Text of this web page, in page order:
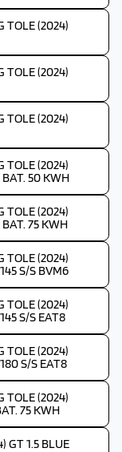
TOLE (2024)
TOLE (2024)
TOLE (2024)
TOLE (2024)
BAT. 50 KWH
TOLE (2024)
75 KWH
TOLE (2024)
S/S BVM6
TOLE (2024)
S/S EAT8
TOLE (2024)
S/S EAT8
TOLE (2024)
75 KWH
GT 1.5 BLUE